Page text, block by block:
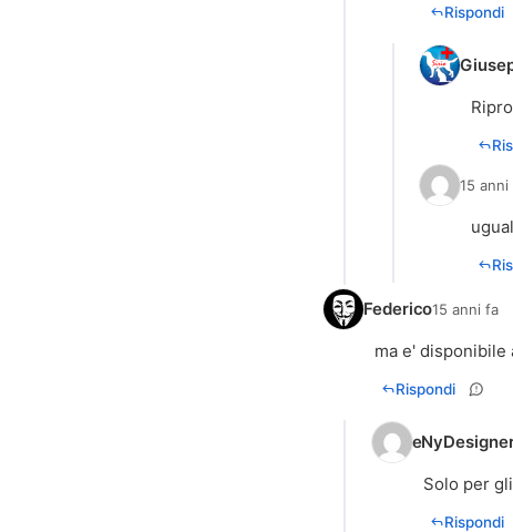
Rispondi
15 anni
Federico15 anni fa
ma e' disponibile
Rispondi
Solo per
Rispondi